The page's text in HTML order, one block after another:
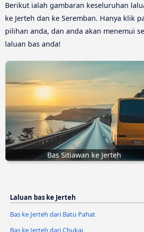
Berikut ialah gambaran keseluruhan
ke Jerteh dan ke Seremban. Hanya klik
pilihan anda, dan anda akan menemui
laluan bas anda!
Bas Sitiawan ke Jerteh
Laluan bas ke Jerteh
Bas ke Jerteh dari Batu Pahat
Bas ke Jerteh dari Chukai